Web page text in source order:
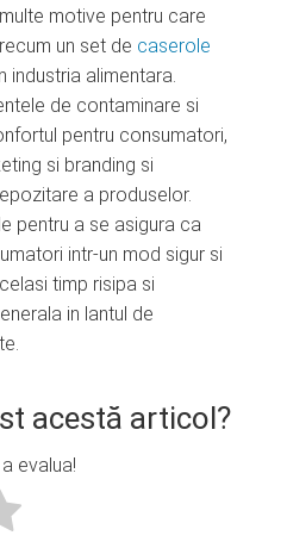
motive pentru care
un set de caserole
industria alimentara.
de contaminare si
pentru consumatori,
si branding si
a produselor.
pentru a se asigura ca
intr-un mod sigur si
timp risipa si
in lantul de
acestă articol?
evalua!